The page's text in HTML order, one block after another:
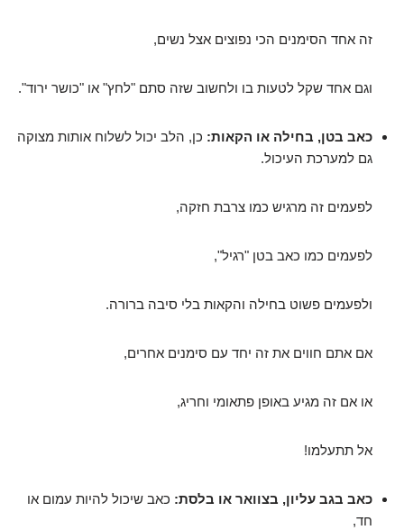
זה אחד הסימנים הכי נפוצים אצל נשים,
וגם אחד שקל לטעות בו ולחשוב שזה סתם "לחץ" או "כושר ירוד".
כאב בטן, בחילה או הקאות: כן, הלב יכול לשלוח אותות מצוקה
גם למערכת העיכול.
לפעמים זה מרגיש כמו צרבת חזקה,
לפעמים כמו כאב בטן "רגיל",
ולפעמים פשוט בחילה והקאות בלי סיבה ברורה.
אם אתם חווים את זה יחד עם סימנים אחרים,
או אם זה מגיע באופן פתאומי וחריג,
אל תתעלמו!
כאב בגב עליון, בצוואר או בלסת: כאב שיכול להיות עמום או
חד,